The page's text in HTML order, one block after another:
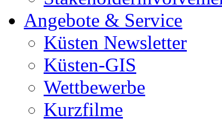
Angebote & Service
Küsten Newsletter
Küsten-GIS
Wettbewerbe
Kurzfilme